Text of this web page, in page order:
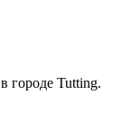
городе Tutting.